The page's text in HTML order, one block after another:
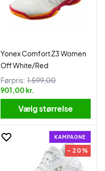
Yonex Comfort Z3 Women
Off White/Red
Førpris: 1.599,00
901,00 kr.
Vælg størrelse
KAMPAGNE
- 20%